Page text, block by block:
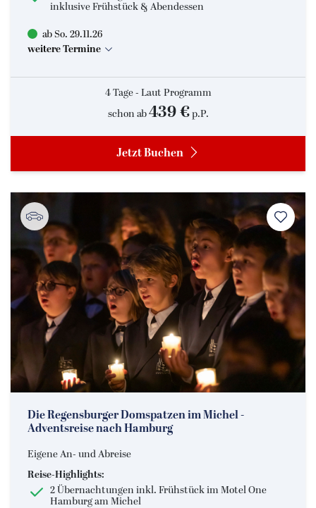
inklusive Frühstück & Abendessen
ab So. 29.11.26
weitere Termine
4 Tage - Laut Programm
schon ab 439 €p.P.
Jetzt Buchen
Die Regensburger Domspatzen im Michel -
Adventsreise nach Hamburg
Eigene An- und Abreise
Reise-Highlights:
2 Übernachtungen inkl. Frühstück im Motel One
Hamburg am Michel